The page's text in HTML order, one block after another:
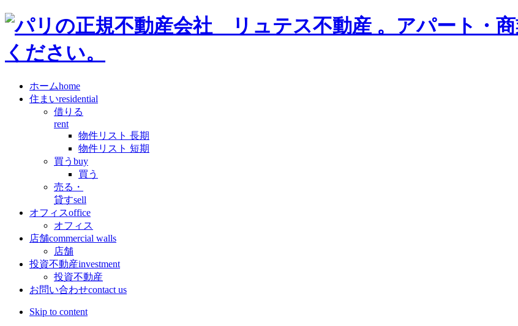
ホームhome
住まいresidential
借りる
rent
物件リスト 長期
物件リスト 短期
買う buy
買う
売る・
貸すsell
オフィスoffice
オフィス
店舗commercial walls
店舗
投資不動産investment
投資不動産
お問い合わせcontact us
Skip to content